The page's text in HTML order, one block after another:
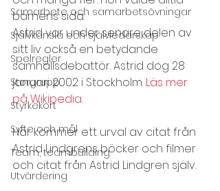
Samarbete och samarbetsövningar
Självkänsla och självledarskap
Spelregler
Storgrupp
Styrkekort
Syfte och mål
Team, teambuilding
Utvärdering
barnens sida.
Astrid var under senare delen av
sitt liv också en betydande
samhällsdebattör. Astrid dog 28
januari 2002 i Stockholm. Läs mer
på Wikipedia.
Här kommer ett urval av citat från
Astrid Lindgrens böcker och filmer
och citat från Astrid Lindgren själv.